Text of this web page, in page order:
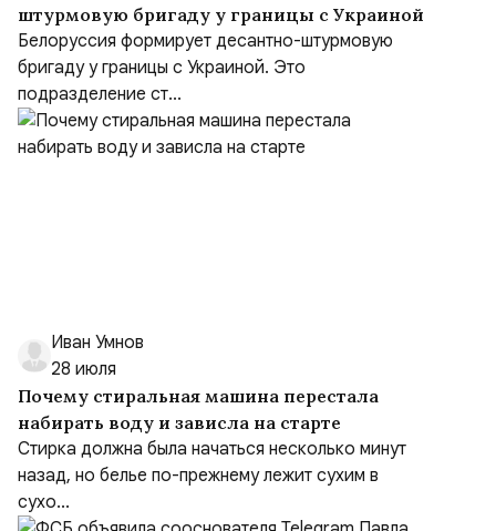
штурмовую бригаду у границы с Украиной
Белоруссия формирует десантно-штурмовую
бригаду у границы с Украиной. Это
подразделение ст...
Иван Умнов
28 июля
Почему стиральная машина перестала
набирать воду и зависла на старте
Стирка должна была начаться несколько минут
назад, но белье по-прежнему лежит сухим в
сухо...